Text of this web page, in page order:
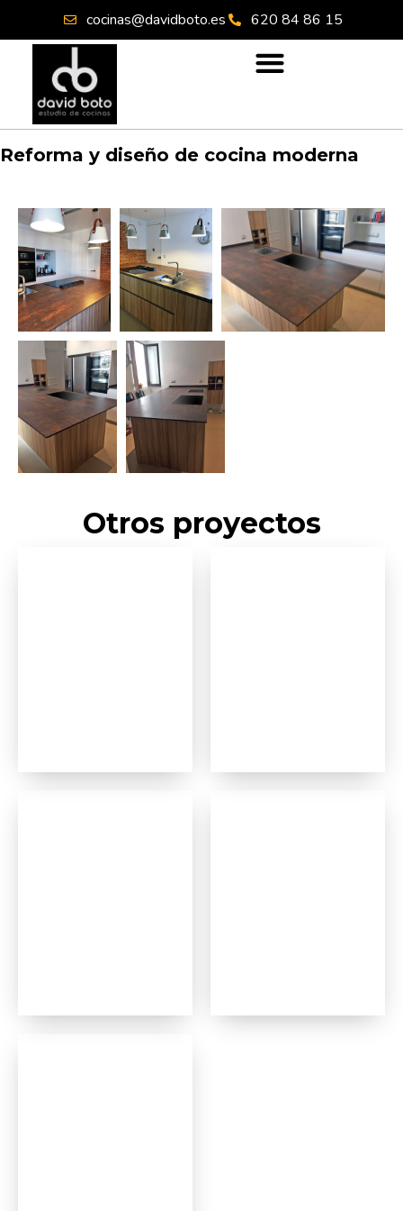
cocinas@davidboto.es 620 84 86 15
Reforma y diseño de cocina moderna
Otros proyectos